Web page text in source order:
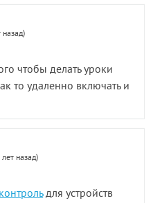
чтобы делать уроки
то удаленно включать и
назад)
для устройств